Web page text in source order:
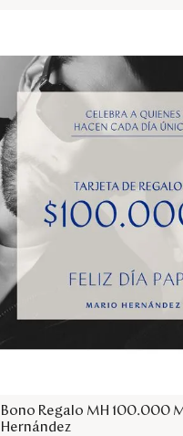
Bono Regalo MH 100.000
Hernández